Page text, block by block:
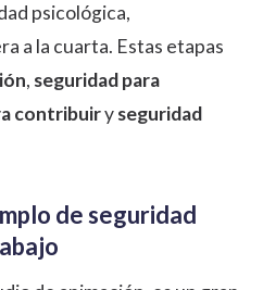
psicológica,
a la cuarta. Estas etapas
, seguridad para
contribuiryseguridad
de seguridad